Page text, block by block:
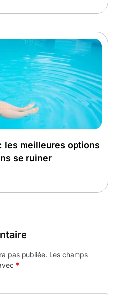
les meilleures options
se ruiner
pas publiée. Les champs
*